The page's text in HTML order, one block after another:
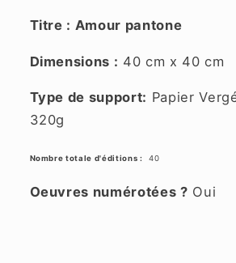
Titre : Amour pantone
Dimensions : 40 cm x 40 cm
Type de support: Papier
320g
Nombre totale d'éditions : 40
Oeuvres numérotées ? Oui